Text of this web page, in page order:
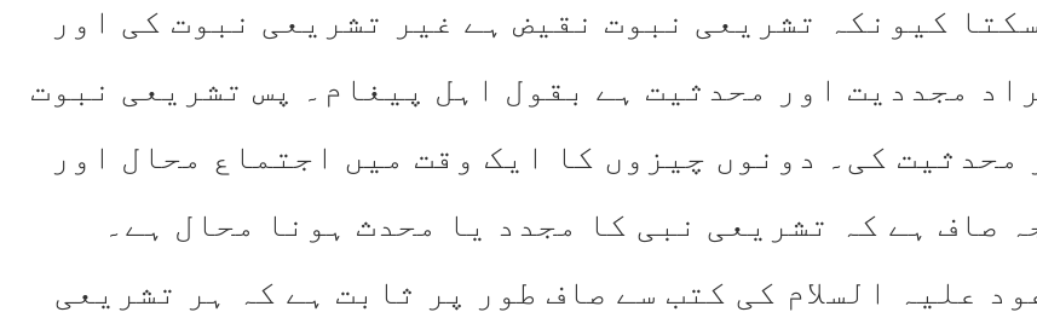
کیونکہ تشریعی نبوت نقیض ہے غیر تشریعی نبوت کی اور
مجددیت اور محدثیت ہے بقول اہل پیغام۔ پس تشریعی نبوت
محدثیت کی۔ دونوں چیزوں کا ایک وقت میں اجتماع محال اور
صاف ہے کہ تشریعی نبی کا مجدد یا محدث ہونا محال ہے۔
علیہ السلام کی کتب سے صاف طور پر ثابت ہے کہ ہر تشریعی